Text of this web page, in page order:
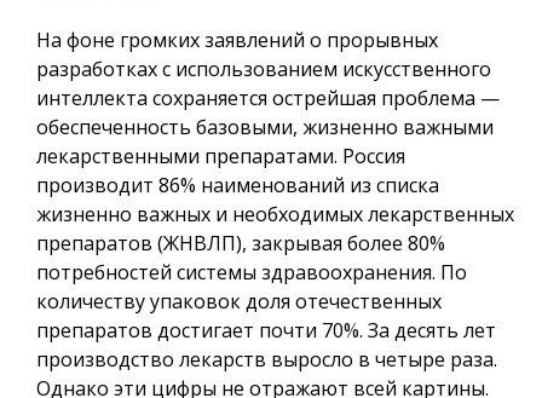
На фоне громких заявлений о прорывных
разработках с использованием искусственного
интеллекта сохраняется острейшая проблема —
обеспеченность базовыми, жизненно важными
лекарственными препаратами. Россия
производит 86% наименований из списка
жизненно важных и необходимых лекарственных
препаратов (ЖНВЛП), закрывая более 80%
потребностей системы здравоохранения. По
количеству упаковок доля отечественных
препаратов достигает почти 70%. За десять лет
производство лекарств выросло в четыре раза.
Однако эти цифры не отражают всей картины.